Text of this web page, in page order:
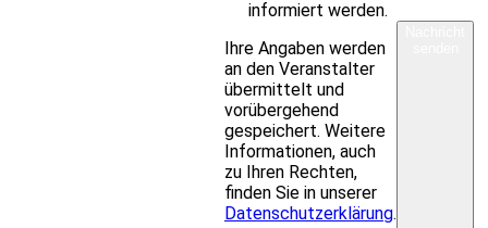
informiert werden.
Ihre Angaben werden
an den Veranstalter
übermittelt und
vorübergehend
gespeichert. Weitere
Informationen, auch
zu Ihren Rechten,
finden Sie in unserer
Datenschutzerklärung.